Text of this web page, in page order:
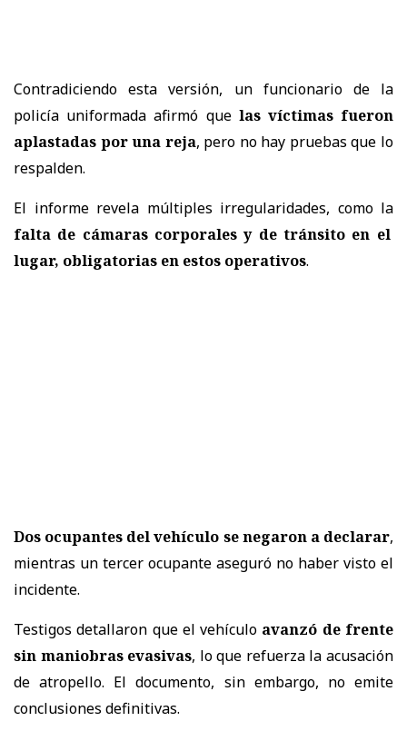
Contradiciendo esta versión, un funcionario de la
policía uniformada afirmó que las víctimas fueron
aplastadas por una reja, pero no hay pruebas que lo
respalden.
El informe revela múltiples irregularidades, como la
falta de cámaras corporales y de tránsito en el
lugar, obligatorias en estos operativos.
Dos ocupantes del vehículo se negaron a declarar,
mientras un tercer ocupante aseguró no haber visto el
incidente.
Testigos detallaron que el vehículo avanzó de frente
sin maniobras evasivas, lo que refuerza la acusación
de atropello. El documento, sin embargo, no emite
conclusiones definitivas.